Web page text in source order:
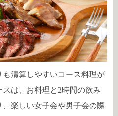
清算しやすいコース料理が
は、お料理と2時間の飲み
楽しい女子会や男子会の際